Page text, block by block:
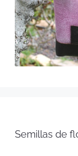
Semillas de